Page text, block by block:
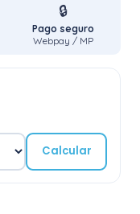
🔒
Pago seguro
Webpay / MP
Calcular